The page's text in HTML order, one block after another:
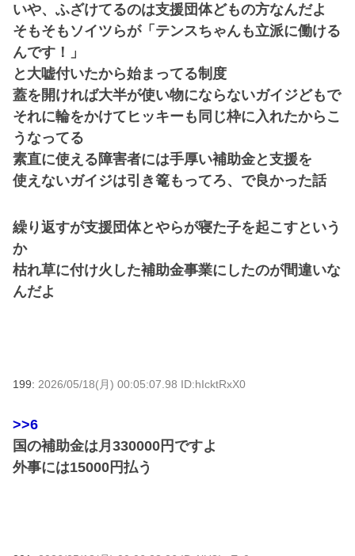
いや、ふざけてるのは支援団体どもの方なんだよ
そもそもソイツらが「テンスちゃんも立派に働ける
んです！」
と大嘘付いたから始まってる制度
蓋を開ければ大半が使い物にならないガイジどもで
それに輪をかけてヒッキーも同じ枠に入れたからこ
うなってる
素直に使える障害者には手厚い補助金と支援を
使えないガイジは引き篭もってろ、で良かった話
繰り返すが支援団体とやらが寝た子を起こすという
か
枯れ草に付け火した補助金事業にしたのが間違いな
んだよ
199: 2026/05/18(月) 00:05:07.98 ID:hIcktRxX0
>>6
国の補助金は月330000円ですよ
外事には15000円払う